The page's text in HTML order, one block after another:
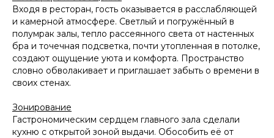
Входя в ресторан, гость оказывается в расслабляющей
и камерной атмосфере. Светлый и погружённый в
полумрак залы, тепло рассеянного света от настенных
бра и точечная подсветка, почти утопленная в потолке,
создают ощущение уюта и комфорта. Пространство
словно обволакивает и приглашает забыть о времени в
своих стенах.
Зонирование
Гастрономическим сердцем главного зала сделали
кухню с открытой зоной выдачи. Обособить её от